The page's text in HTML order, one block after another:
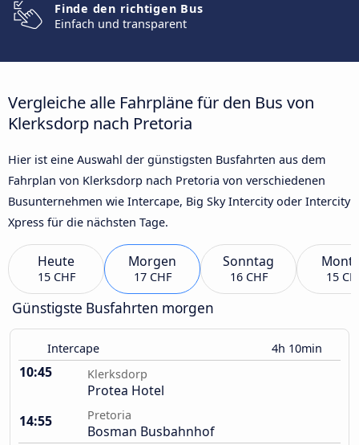
Finde den richtigen Bus
Einfach und transparent
Vergleiche alle Fahrpläne für den Bus von
Klerksdorp nach Pretoria
Hier ist eine Auswahl der günstigsten Busfahrten aus dem
Fahrplan von Klerksdorp nach Pretoria von verschiedenen
Busunternehmen wie Intercape, Big Sky Intercity oder Intercity
Xpress für die nächsten Tage.
Heute
15 CHF
Morgen
17 CHF
Sonntag
16 CHF 15
Günstigste Busfahrten morgen
Intercape 4h 10min
10:45 Klerksdorp
Protea Hotel
14:55
Pretoria
Bosman Busbahnhof